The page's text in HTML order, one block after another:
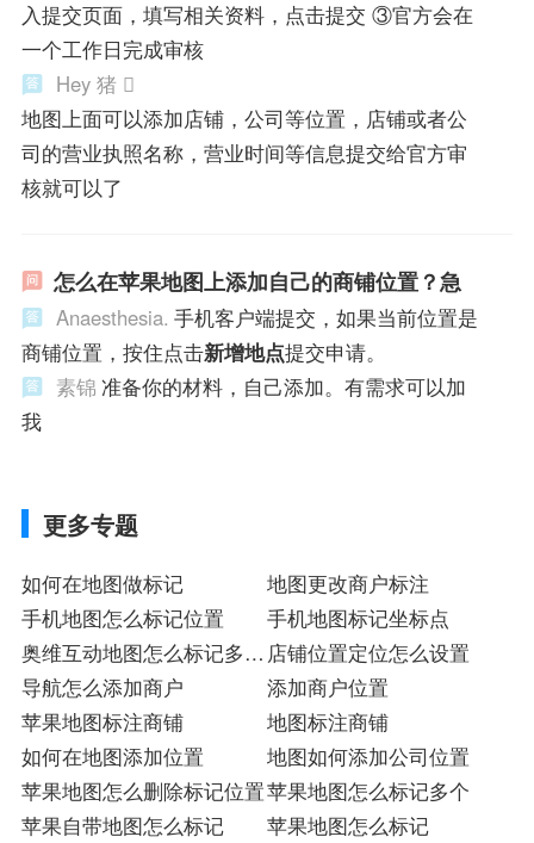
入提交页面，填写相关资料，点击提交 ③官方会在
一个工作日完成审核
Hey 猪 
地图上面可以添加店铺，公司等位置，店铺或者公
司的营业执照名称，营业时间等信息提交给官方审
核就可以了
怎么在苹果地图上添加自己的商铺位置？急
Anaesthesia. 手机客户端提交，如果当前位置是
商铺位置，按住点击新增地点提交申请。
素锦 准备你的材料，自己添加。有需求可以加
我
更多专题
如何在地图做标记
地图更改商户标注
手机地图怎么标记位置
手机地图标记坐标点
奥维互动地图怎么标记多个
小红地点
店铺位置定位怎么设置
导航怎么添加商户
添加商户位置
苹果地图标注商铺
地图标注商铺
如何在地图添加位置
地图如何添加公司位置
苹果地图怎么删除标记位置苹果地图怎么标记多个
苹果自带地图怎么标记
苹果地图怎么标记